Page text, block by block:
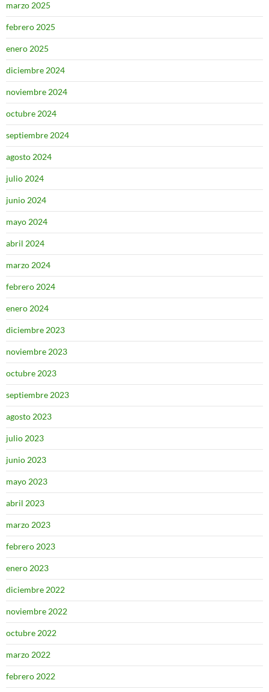
marzo 2025
febrero 2025
enero 2025
diciembre 2024
noviembre 2024
octubre 2024
septiembre 2024
agosto 2024
julio 2024
junio 2024
mayo 2024
abril 2024
marzo 2024
febrero 2024
enero 2024
diciembre 2023
noviembre 2023
octubre 2023
septiembre 2023
agosto 2023
julio 2023
junio 2023
mayo 2023
abril 2023
marzo 2023
febrero 2023
enero 2023
diciembre 2022
noviembre 2022
octubre 2022
marzo 2022
febrero 2022